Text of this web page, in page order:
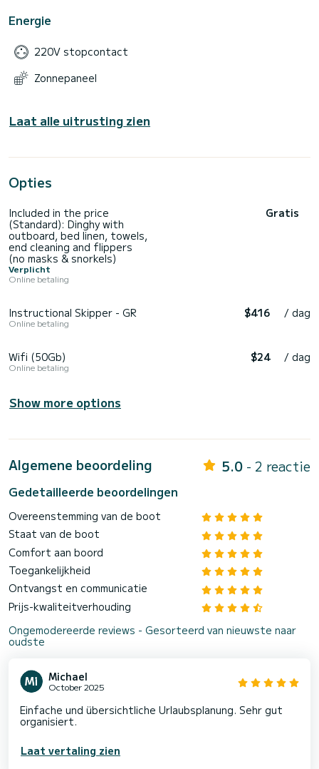
Energie
220V stopcontact
Zonnepaneel
Laat alle uitrusting zien
Opties
Included in the price
(Standard): Dinghy with
outboard, bed linen, towels,
end cleaning and flippers
(no masks & snorkels)
Verplicht
Online betaling
Gratis
Instructional Skipper - GR
Online betaling
$416 / dag
Wifi (50Gb)
Online betaling
$24 / dag
Show more options
Algemene beoordeling 5.0 - 2 reactie
Gedetailleerde beoordelingen
Overeenstemming van de boot
Staat van de boot
Comfort aan boord
Toegankelijkheid
Ontvangst en communicatie
Prijs-kwaliteitverhouding
Ongemodereerde reviews - Gesorteerd van nieuwste naar
oudste
Michael
October 2025
Einfache und übersichtliche Urlaubsplanung. Sehr gut
organisiert.
Laat vertaling zien